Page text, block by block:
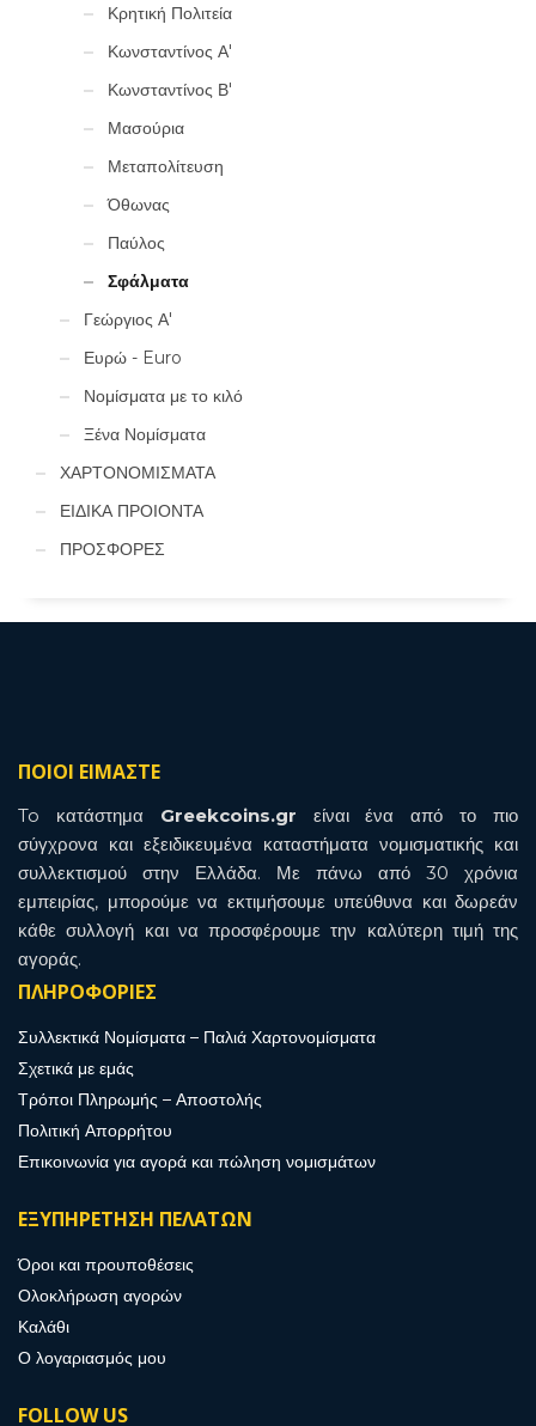
Κρητική Πολιτεία
Κωνσταντίνος Α'
Κωνσταντίνος Β'
Μασούρια
Μεταπολίτευση
Όθωνας
Παύλος
Σφάλματα
Γεώργιος Α'
Ευρώ - Euro
Νομίσματα με το κιλό
Ξένα Νομίσματα
ΧΑΡΤΟΝΟΜΙΣΜΑΤΑ
ΕΙΔΙΚΑ ΠΡΟΙΟΝΤΑ
ΠΡΟΣΦΟΡΕΣ
ΠΟΙΟΙ ΕΙΜΑΣΤΕ
To κατάστημα Greekcoins.gr είναι ένα από το πιο
σύγχρονα και εξειδικευμένα καταστήματα νομισματικής και
συλλεκτισμού στην Ελλάδα. Με πάνω από 30 χρόνια
εμπειρίας, μπορούμε να εκτιμήσουμε υπεύθυνα και δωρεάν
κάθε συλλογή και να προσφέρουμε την καλύτερη τιμή της
αγοράς.
ΠΛΗΡΟΦΟΡΙΕΣ
Συλλεκτικά Νομίσματα – Παλιά Χαρτονομίσματα
Σχετικά με εμάς
Τρόποι Πληρωμής – Αποστολής
Πολιτική Απορρήτου
Επικοινωνία για αγορά και πώληση νομισμάτων
ΕΞΥΠΗΡΕΤΗΣΗ ΠΕΛΑΤΩΝ
Όροι και προυποθέσεις
Ολοκλήρωση αγορών
Καλάθι
Ο λογαριασμός μου
FOLLOW US